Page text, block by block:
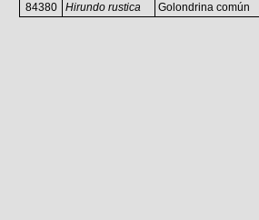
84380
Hirundo rustica Golondrina común